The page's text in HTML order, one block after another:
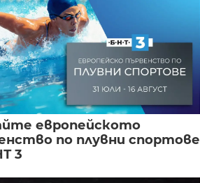
европейското
по плувни спортове
3